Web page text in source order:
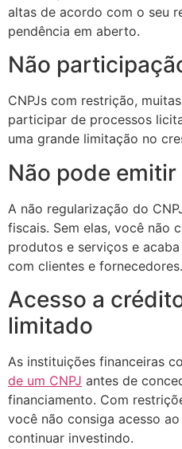
altas de acordo com o seu
pendência em aberto.
Não
CNPJs com restrição,
participar de processos
uma grande limitação no
Não pode
A não regularização do
fiscais. Sem elas, você não
produtos e serviços e
com clientes e fornecedores.
Acesso a
limitado
As instituições financeiras
de um CNPJ antes de
financiamento. Com
você não consiga acesso
continuar investindo.